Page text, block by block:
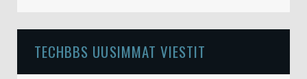
TECHBBS UUSIMMAT VIESTIT